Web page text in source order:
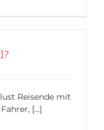
Reisende mit
[...]